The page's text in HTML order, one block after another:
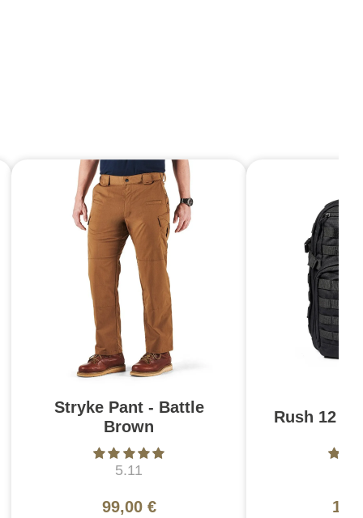
Stryke Pant - Battle
Brown
5.11
99,00 €
Rush 12